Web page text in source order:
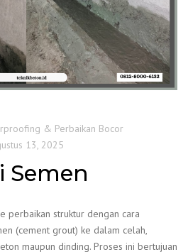
& Perbaikan Bocor
13, 2025
Semen
perbaikan struktur dengan cara
(cement grout) ke dalam celah,
maupun dinding. Proses ini bertujuan